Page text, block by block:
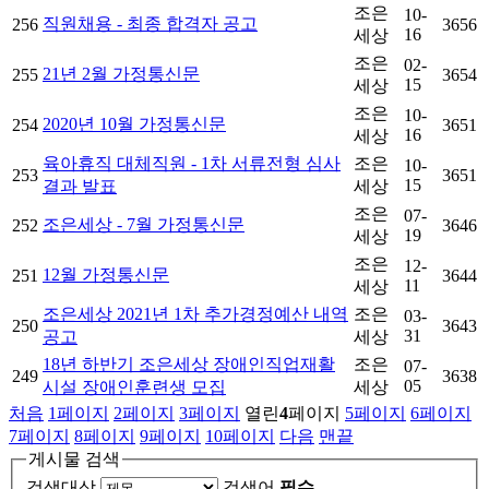
256 직원채용 - 최종 합격자 공고
조은
세상
10-
16
3656
255 21년 2월 가정통신문
조은
세상
02-
15
3654
254 2020년 10월 가정통신문
조은
세상
10-
16
3651
253
육아휴직 대체직원 - 1차 서류전형 심사
결과 발표
조은
세상
10-
15
3651
252 조은세상 - 7월 가정통신문
조은
세상
07-
19
3646
251 12월 가정통신문
조은
세상
12-
11
3644
250
조은세상 2021년 1차 추가경정예산 내역
공고
조은
세상
03-
31
3643
249
18년 하반기 조은세상 장애인직업재활
시설 장애인훈련생 모집
조은
세상
07-
05
3638
처음 1페이지 2페이지 3페이지 열린4페이지 5페이지 6페이지
7페이지 8페이지 9페이지 10페이지 다음 맨끝
게시물 검색